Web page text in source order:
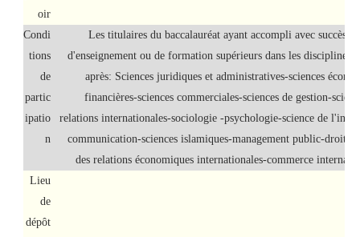
oir
Condi
tions
de
partic
ipatio
n
Les titulaires du baccalauréat ayant accompli avec succès
d'enseignement ou de formation supérieurs dans les disciplines
après: Sciences juridiques et administratives-sciences
financières-sciences commerciales-sciences de gestion-
relations internationales-sociologie -psychologie-science de
communication-sciences islamiques-management public-droit
des relations économiques internationales-commerce
Lieu
de
dépôt